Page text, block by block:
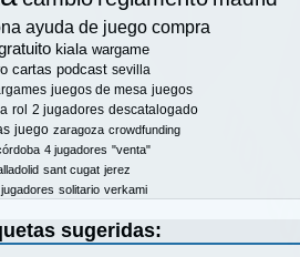
ayuda de juego compra
kiala wargame
cartas podcast sevilla
juegos de mesa juegos
rol 2 jugadores descatalogado
juego zaragoza crowdfunding
4 jugadores "venta"
sant cugat jerez
solitario verkami
sugeridas: